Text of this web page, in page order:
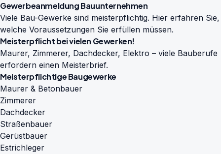
Gewerbeanmeldung Bauunternehmen
Viele Bau-Gewerke sind meisterpflichtig. Hier erfahren Sie,
welche Voraussetzungen Sie erfüllen müssen.
Meisterpflicht bei vielen Gewerken!
Maurer, Zimmerer, Dachdecker, Elektro – viele Bauberufe
erfordern einen Meisterbrief.
Meisterpflichtige Baugewerke
Maurer & Betonbauer
Zimmerer
Dachdecker
Straßenbauer
Gerüstbauer
Estrichleger